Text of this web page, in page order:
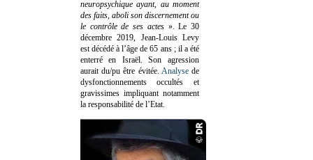
neuropsychique ayant, au moment
des faits, aboli son discernement ou
le contrôle de ses actes». Le 30
décembre 2019, Jean-Louis Levy
est décédé à l’âge de 65 ans ; il a été
enterré en Israël. Son agression
aurait du/pu être évitée. Analysede
dysfonctionnements occultés et
gravissimes impliquant notamment
la responsabilité de l’Etat.